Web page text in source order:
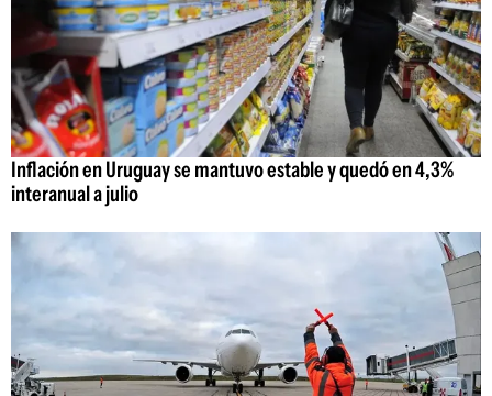
Inflación en Uruguay se mantuvo estable y quedó en 4,3%
interanual a julio